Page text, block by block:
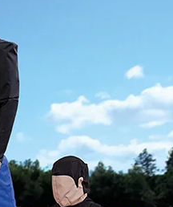
News
Karriere